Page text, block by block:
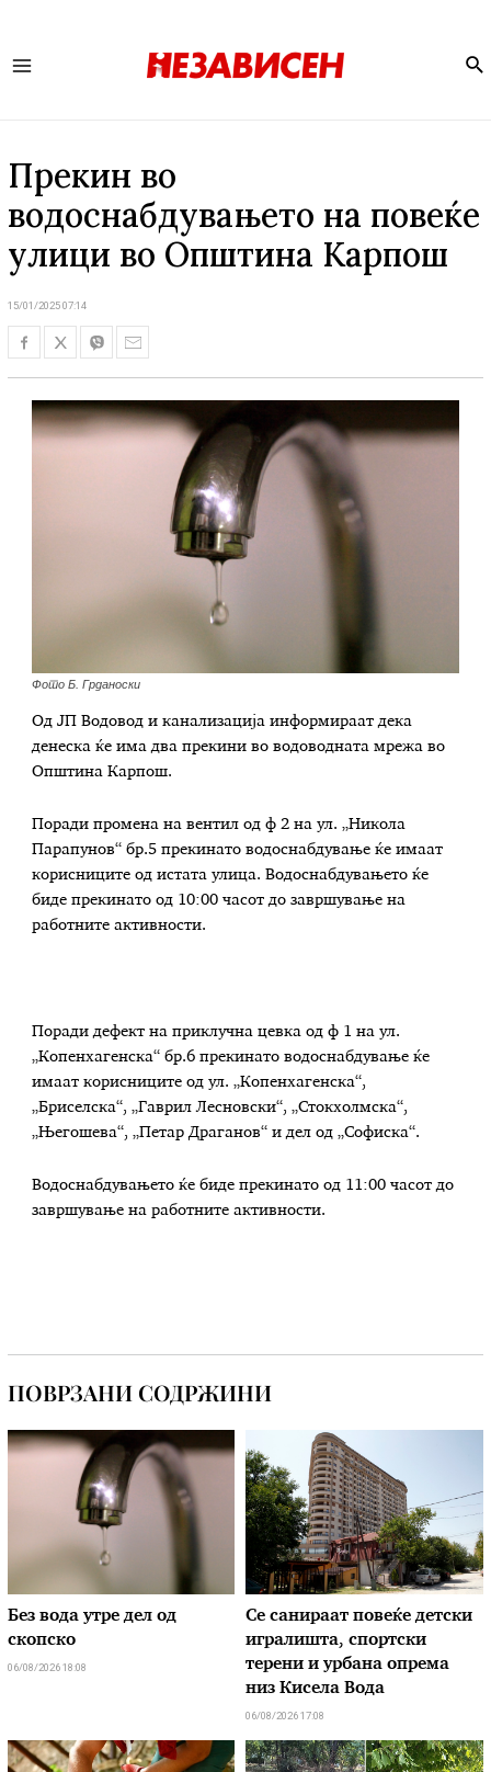
Прекин во
водоснабдувањето на повеќе
улици во Општина Карпош
15/01/2025 07:14
Фото Б. Грданоски
Од ЈП Водовод и канализација информираат дека
денеска ќе има два прекини во водоводната мрежа во
Општина Карпош.
Поради промена на вентил од ф 2 на ул. „Никола
Парапунов“ бр.5 прекинато водоснабдување ќе имаат
корисниците од истата улица. Водоснабдувањето ќе
биде прекинато од 10:00 часот до завршување на
работните активности.
Поради дефект на приклучна цевка од ф 1 на ул.
„Копенхагенска“ бр.6 прекинато водоснабдување ќе
имаат корисниците од ул. „Копенхагенска“,
„Бриселска“, „Гаврил Лесновски“, „Стокхолмска“,
„Његошева“, „Петар Драганов“ и дел од „Софиска“.
Водоснабдувањето ќе биде прекинато од 11:00 часот до
завршување на работните активности.
ПОВРЗАНИ СОДРЖИНИ
Без вода утре дел од
скопско
06/08/2026 18:08
Се санираат повеќе детски
игралишта, спортски
терени и урбана опрема
низ Кисела Вода
06/08/2026 17:08